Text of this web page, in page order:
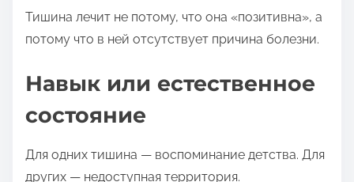
Тишина лечит не потому, что она «позитивна», а
потому что в ней отсутствует причина болезни.
Навык или естественное
состояние
Для одних тишина — воспоминание детства. Для
других — недоступная территория.